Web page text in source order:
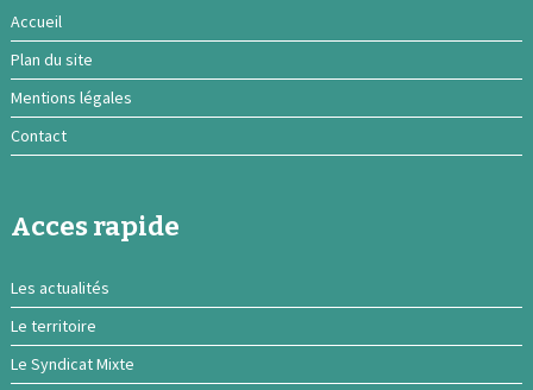
Accueil
Plan du site
Mentions légales
Contact
Acces rapide
Les actualités
Le territoire
Le Syndicat Mixte